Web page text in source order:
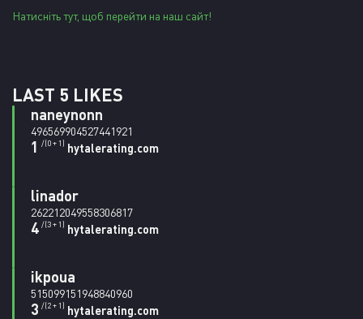
Натисніть тут, щоб перейти на наш сайт!
LAST 5 LIKES
naneynonn
496569904527441921
1 /(0 + 1) hytalerating.com
linador
262212049558306817
4 /(3 + 1) hytalerating.com
ikpoua
515099151948840960
3 /(2 + 1) hytalerating.com